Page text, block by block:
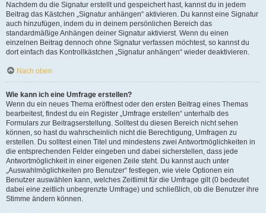
Nachdem du die Signatur erstellt und gespeichert hast, kannst du in jedem
Beitrag das Kästchen „Signatur anhängen“ aktivieren. Du kannst eine Signatur
auch hinzufügen, indem du in deinem persönlichen Bereich das
standardmäßige Anhängen deiner Signatur aktivierst. Wenn du einen
einzelnen Beitrag dennoch ohne Signatur verfassen möchtest, so kannst du
dort einfach das Kontrollkästchen „Signatur anhängen“ wieder deaktivieren.
Nach oben
Wie kann ich eine Umfrage erstellen?
Wenn du ein neues Thema eröffnest oder den ersten Beitrag eines Themas
bearbeitest, findest du ein Register „Umfrage erstellen“ unterhalb des
Formulars zur Beitragserstellung. Solltest du diesen Bereich nicht sehen
können, so hast du wahrscheinlich nicht die Berechtigung, Umfragen zu
erstellen. Du solltest einen Titel und mindestens zwei Antwortmöglichkeiten in
die entsprechenden Felder eingeben und dabei sicherstellen, dass jede
Antwortmöglichkeit in einer eigenen Zeile steht. Du kannst auch unter
„Auswahlmöglichkeiten pro Benutzer“ festlegen, wie viele Optionen ein
Benutzer auswählen kann, welches Zeitlimit für die Umfrage gilt (0 bedeutet
dabei eine zeitlich unbegrenzte Umfrage) und schließlich, ob die Benutzer ihre
Stimme ändern können.